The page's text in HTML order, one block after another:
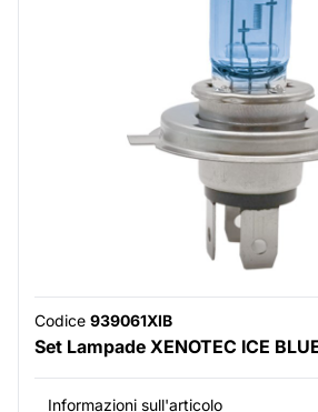
Codice 939061XIB
Set Lampade XENOTEC ICE
Informazioni sull'articolo